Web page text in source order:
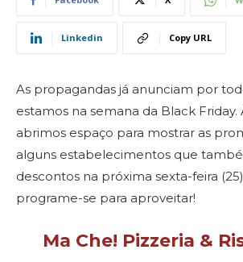
Linkedin Copy URL
As propagandas já anunciam por
estamos na semana da Black Friday.
abrimos espaço para mostrar as
alguns estabelecimentos que
descontos na próxima sexta-feira
programe-se para aproveitar!
Ma Che! Pizzeria &